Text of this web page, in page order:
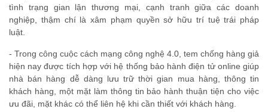
tình trạng gian lận thương mại, cạnh tranh giữa các doanh
nghiệp, thậm chí là xâm phạm quyền sở hữu trí tuệ trái pháp
luật.
- Trong công cuộc cách mạng công nghệ 4.0, tem chống hàng giả
hiện nay được tích hợp với hệ thống bảo hành điện tử online giúp
nhà bán hàng dễ dàng lưu trữ thời gian mua hàng, thông tin
khách hàng, một mặt làm thông tin bảo hành thuận tiện cho việc
ưu đãi, mặt khác có thể liên hệ khi cần thiết với khách hàng.